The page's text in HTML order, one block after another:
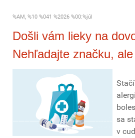
%AM, %10 %041 %2026 %00:%júl
Došli vám lieky na
Nehľadajte značku,
sa
v